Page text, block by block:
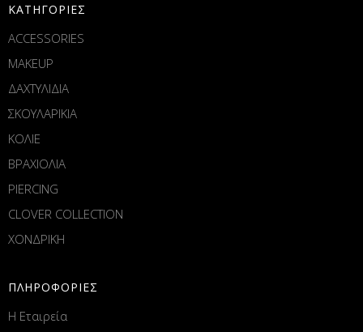
ΚΑΤΗΓΟΡΙΕΣ
ACCESSORIES
MAKEUP
ΔΑΧΤΥΛΙΔΙΑ
ΣΚΟΥΛΑΡΙΚΙΑ
ΚΟΛΙΕ
ΒΡΑΧΙΟΛΙΑ
PIERCING
CLOVER COLLECTION
ΧΟΝΔΡΙΚΗ
ΠΛΗΡΟΦΟΡΙΕΣ
Η Εταιρεία